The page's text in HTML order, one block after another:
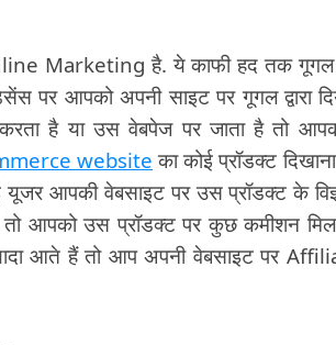
Marketing है. ये काफी हद तक गूगल
आपको अपनी साइट पर गूगल द्वारा दिये
है या उस वेबपेज पर जाता है तो
website का कोई प्रॉडक्ट
आपकी वेबसाइट पर उस प्रॉडक्ट के
तो आपको उस प्रॉडक्ट पर कुछ कमीशन
आते हैं तो आप अपनी वेबसाइट पर